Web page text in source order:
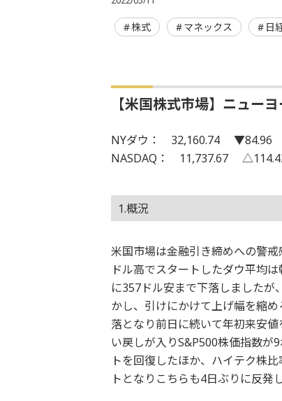
株式 マネックス 日
【米国株式市場】ニュー
NYダウ： 32,160.74 ▼84.96
NASDAQ： 11,737.67
1.概況
米国市場は金融引き締めへの警
ドル高でスタートしたダウ平均
に357ドル安まで下落しましたが
かし、引けにかけて上げ幅を縮
落となり前日に続いて年初来安
い戻しが入りS&P500株価指数が
トを回復したほか、ハイテク株
トとなりこちらも4日ぶりに反発